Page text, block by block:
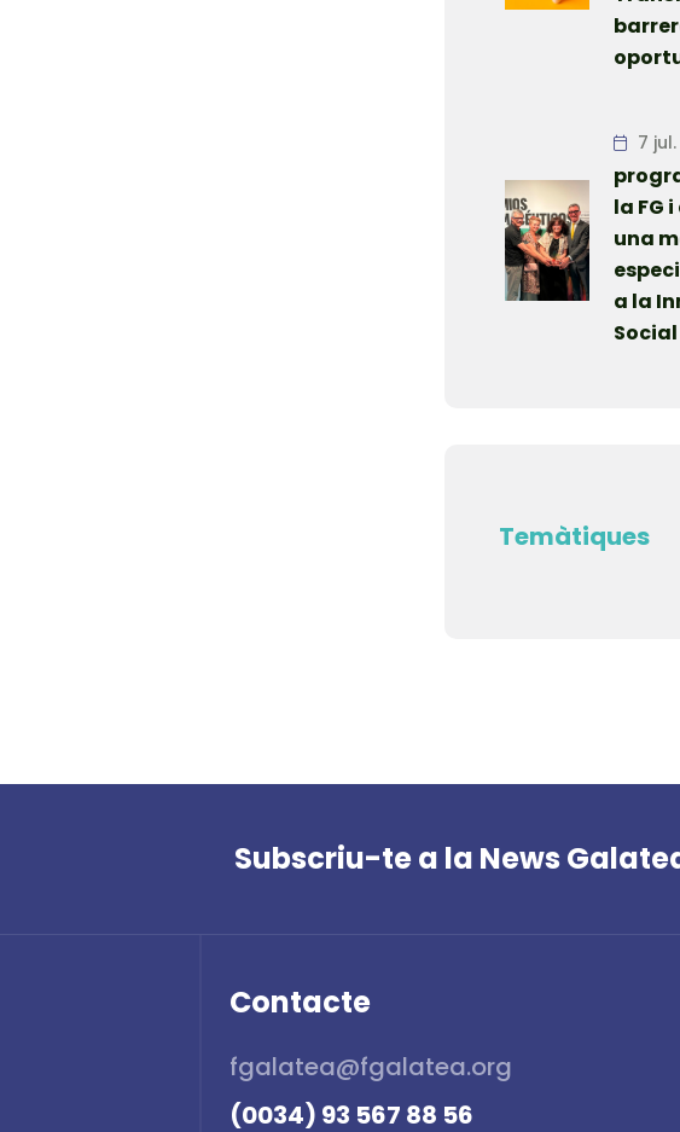
7
la FG
una
a la
Social
Temàtiques
Subscriu-te a la News
Contacte
fgalatea@fgalatea.org
(0034) 93 567 88 56